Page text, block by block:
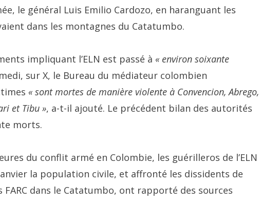
le général Luis Emilio Cardozo, en haranguant les
dans les montagnes du Catatumbo.
impliquant l’ELN est passé à « environ soixante
sur X, le Bureau du médiateur colombien
« sont mortes de manière violente à Convencion, Abrego,
et Tibu », a-t-il ajouté. Le précédent bilan des autorités
morts.
du conflit armé en Colombie, les guérilleros de l’ELN
la population civile, et affronté les dissidents de
FARC dans le Catatumbo, ont rapporté des sources